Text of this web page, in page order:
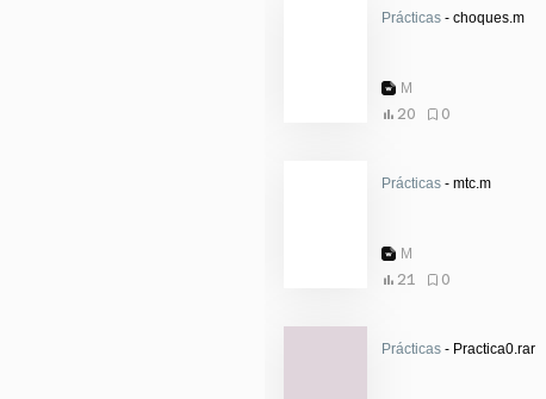
Prácticas - choques.m
M
20
0
Prácticas - mtc.m
M
21
0
Prácticas - Practica0.rar